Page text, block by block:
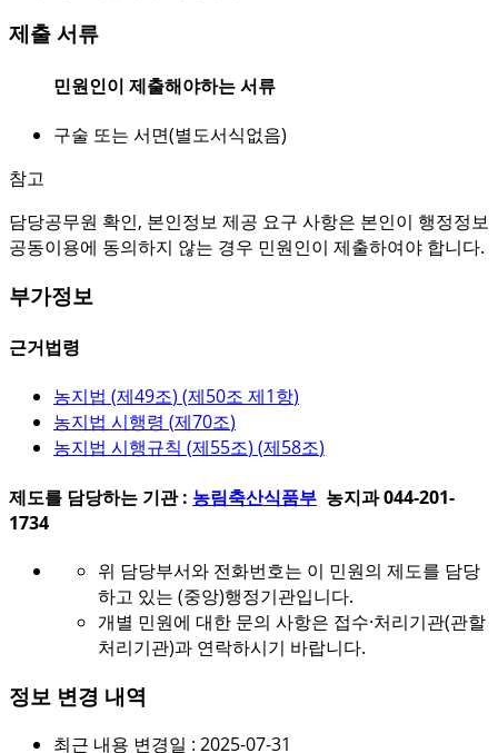
제출 서류
민원인이 제출해야하는 서류
구술 또는 서면(별도서식없음)
참고
담당공무원 확인, 본인정보 제공 요구 사항은 본인이 행정정보
공동이용에 동의하지 않는 경우 민원인이 제출하여야 합니다.
부가정보
근거법령
농지법 (제49조) (제50조 제1항)
농지법 시행령 (제70조)
농지법 시행규칙 (제55조) (제58조)
제도를 담당하는 기관 : 농림축산식품부 농지과 044-201-
1734
위 담당부서와 전화번호는 이 민원의 제도를 담당
하고 있는 (중앙)행정기관입니다.
개별 민원에 대한 문의 사항은 접수·처리기관(관할
처리기관)과 연락하시기 바랍니다.
정보 변경 내역
최근 내용 변경일 : 2025-07-31